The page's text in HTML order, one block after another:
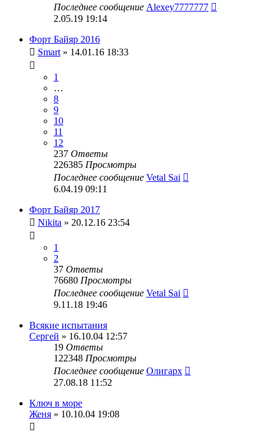
Последнее сообщение Alexey7777777
2.05.19 19:14
Форт Байяр 2016
Smart » 14.01.16 18:33
1
…
8
9
10
11
12
237 Ответы
226385 Просмотры
Последнее сообщение Vetal Sai
6.04.19 09:11
Форт Байяр 2017
Nikita » 20.12.16 23:54
1
2
37 Ответы
76680 Просмотры
Последнее сообщение Vetal Sai
9.11.18 19:46
Всякие испытания
Сергей » 16.10.04 12:57
19 Ответы
122348 Просмотры
Последнее сообщение Олигарх
27.08.18 11:52
Ключ в море
Женя » 10.10.04 19:08